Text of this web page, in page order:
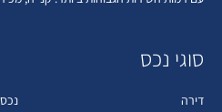
סוגי נכס
דירה